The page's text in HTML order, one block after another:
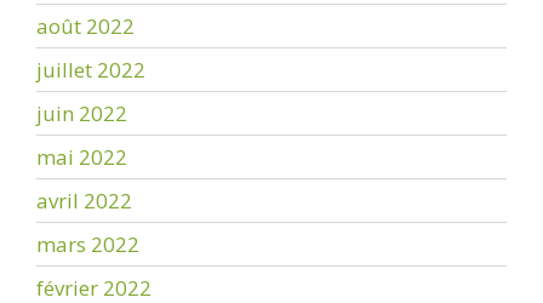
août 2022
juillet 2022
juin 2022
mai 2022
avril 2022
mars 2022
février 2022